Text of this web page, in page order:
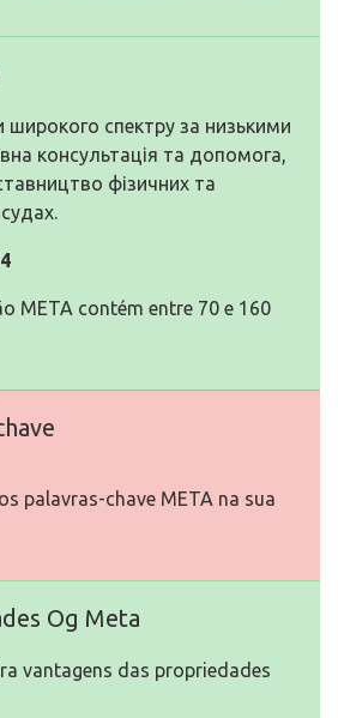
широкого спектру за низькими
консультація та допомога,
фізичних та
META contém entre 70 e 160
palavras-chave META na sua
Og Meta
vantagens das propriedades